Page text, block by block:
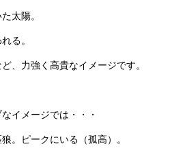
太陽。
る。
ど、力強く高貴なイメージです。
イメージでは・・・
。ピークにいる（孤高）。